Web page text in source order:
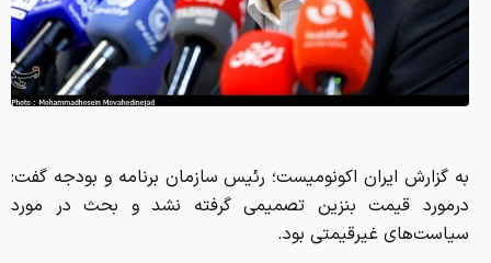
به گزارش ایران اکونومیست؛ رئیس سازمان برنامه و بودجه گفت:
درمورد قیمت بنزین تصمیمی گرفته نشد و بحث در مورد
سیاست‌های غیرقیمتی بود.